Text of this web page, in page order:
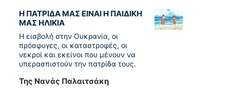
Η ΠΑΤΡΙΔΑ ΜΑΣ ΕΙΝΑΙ Η ΠΑΙΔΙΚΗ
ΜΑΣ ΗΛΙΚΙΑ
Η εισβολή στην Ουκρανία, οι
πρόσφυγες, οι καταστροφές, οι
νεκροί και εκείνοι που μένουν να
υπερασπιστούν την πατρίδα τους.
Της Νανάς Παλαιτσάκη